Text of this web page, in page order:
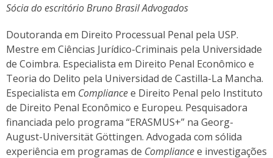
Sócia do escritório Bruno Brasil Advogados
Doutoranda em Direito Processual Penal pela USP.
Mestre em Ciências Jurídico-Criminais pela Universidade
de Coimbra. Especialista em Direito Penal Econômico e
Teoria do Delito pela Universidad de Castilla-La Mancha.
Especialista em Compliancee Direito Penal pelo Instituto
de Direito Penal Econômico e Europeu. Pesquisadora
financiada pelo programa “ERASMUS+” na Georg-
August-Universität Göttingen. Advogada com sólida
experiência em programas de Compliancee investigações